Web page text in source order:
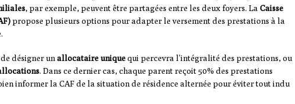
, par exemple, peuvent être partagées entre les deux foyers. La Caisse
propose plusieurs options pour adapter le versement des prestations à la
désigner un allocataire uniquequi percevra l’intégralité des prestations, ou
. Dans ce dernier cas, chaque parent reçoit 50% des prestations
informer la CAF de la situation de résidence alternée pour éviter tout indu